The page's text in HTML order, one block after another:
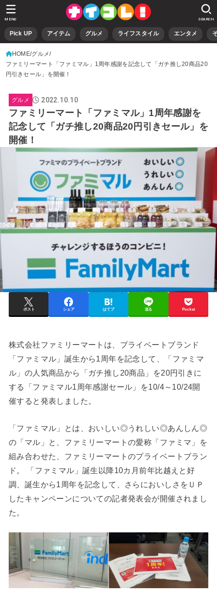
Pick UP アイテム グルメ ライフスタイル エンタメ
SEARCH
MENU
HOME グルメ
ファミリーマート「ファミマル」1周年感謝を記念して「ガチ推し20商品20
円引きセール」を開催！
グルメ 2022.10.10
ファミリーマート「ファミマル」1周年感謝を
記念して「ガチ推し20商品20円引きセール」を
開催！
ポスト シェア はてブ 送る Pocket
株式会社ファミリーマートは、プライベートブランド
「ファミマル」誕生から1周年を記念して、「ファミマ
ル」の人気商品から「ガチ推し20商品」を20円引きに
する「ファミマル1周年感謝セール」を10/4～10/24開
催すると発表しました。
「ファミマル」とは、おいしい◎うれしい◎あんしん◎
の「マル」と、ファミリーマートの愛称「ファミマ」を
組み合わせた、ファミリーマートのプライベートブラン
ド。 「ファミマル」誕生以降10カ月前年比越えと好
調、誕生から1周年を記念して、さらにおいしさをＵＰ
したキャンペーンについての記者発表会が開催されまし
た。